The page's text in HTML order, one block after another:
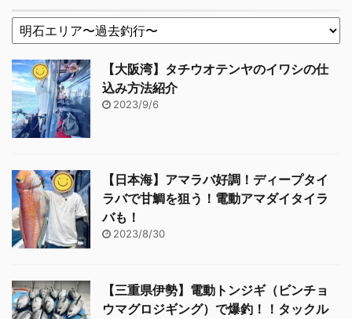
【大阪湾】タチウオテンヤのイワシの仕
込み方法紹介
2023/9/6
【日本海】アマラバ好調！ディープタイ
ラバで甘鯛を狙う！電動アマダイタイラ
バも！
2023/8/30
【三重県伊勢】電動トンジギ（ビンチョ
ウマグロジギング）で爆釣！！タックル